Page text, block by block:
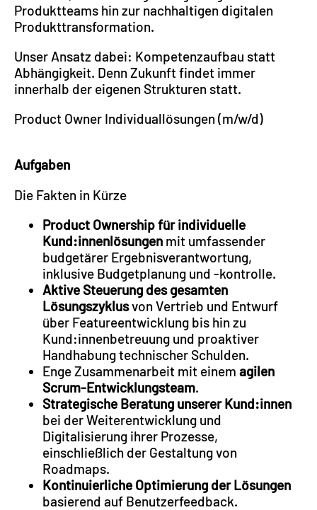
Produktteams hin zur nachhaltigen digitalen
Produkttransformation.
Unser Ansatz dabei: Kompetenzaufbau statt
Abhängigkeit. Denn Zukunft findet immer
innerhalb der eigenen Strukturen statt.
Product Owner Individuallösungen (m/w/d)
Aufgaben
Die Fakten in Kürze
Product Ownership für individuelle
Kund:innenlösungen mit umfassender
budgetärer Ergebnisverantwortung,
inklusive Budgetplanung und -kontrolle.
Aktive Steuerung des gesamten
Lösungszyklusvon Vertrieb und Entwurf
über Featureentwicklung bis hin zu
Kund:innenbetreuung und proaktiver
Handhabung technischer Schulden.
Enge Zusammenarbeit mit einem agilen
Scrum-Entwicklungsteam.
Strategische Beratung unserer Kund:innen
bei der Weiterentwicklung und
Digitalisierung ihrer Prozesse,
einschließlich der Gestaltung von
Roadmaps.
Kontinuierliche Optimierung der Lösungen
basierend auf Benutzerfeedback.